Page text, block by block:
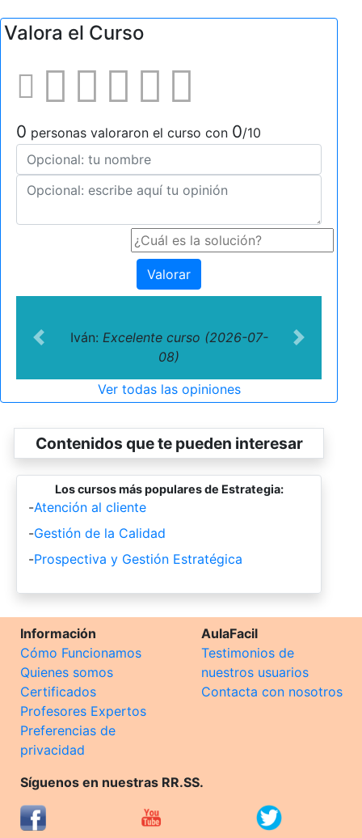
Valora el Curso
0 personas valoraron el curso con 0/10
Valorar
Iván: Excelente curso (2026-07-
08)
Previous Next
Ver todas las opiniones
Contenidos que te pueden interesar
Los cursos más populares de Estrategia:
-Atención al cliente
-Gestión de la Calidad
-Prospectiva y Gestión Estratégica
Información
Cómo Funcionamos
Quienes somos
Certificados
Profesores Expertos
Preferencias de
privacidad
AulaFacil
Testimonios de
nuestros usuarios
Contacta con nosotros
Síguenos en nuestras RR.SS.